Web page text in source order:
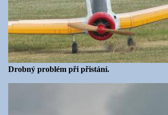
Drobný problém při přistání.